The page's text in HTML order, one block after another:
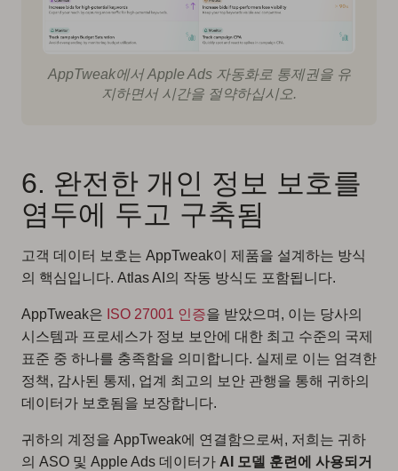
AppTweak에서 Apple Ads 자동화로 통제권을 유
지하면서 시간을 절약하십시오.
6. 완전한 개인 정보 보호를
염두에 두고 구축됨
고객 데이터 보호는 AppTweak이 제품을 설계하는 방식
의 핵심입니다. Atlas AI의 작동 방식도 포함됩니다.
AppTweak은 ISO 27001 인증을 받았으며, 이는 당사의
시스템과 프로세스가 정보 보안에 대한 최고 수준의 국제
표준 중 하나를 충족함을 의미합니다. 실제로 이는 엄격한
정책, 감사된 통제, 업계 최고의 보안 관행을 통해 귀하의
데이터가 보호됨을 보장합니다.
귀하의 계정을 AppTweak에 연결함으로써, 저희는 귀하
의 ASO 및 Apple Ads 데이터가 AI 모델 훈련에 사용되거